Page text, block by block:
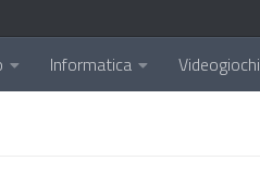
Informatica Videogiochi